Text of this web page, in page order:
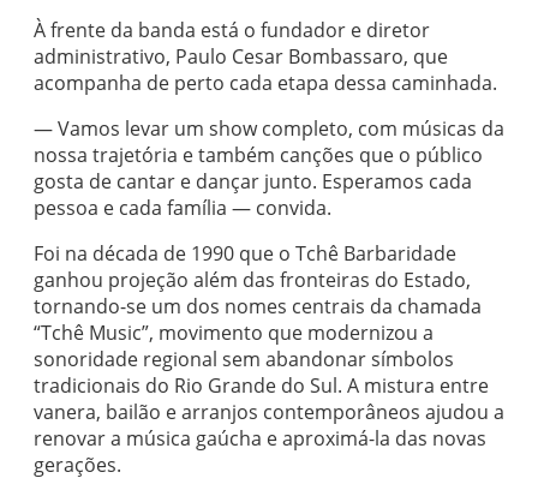
À frente da banda está o fundador e diretor
administrativo, Paulo Cesar Bombassaro, que
acompanha de perto cada etapa dessa caminhada.
— Vamos levar um show completo, com músicas da
nossa trajetória e também canções que o público
gosta de cantar e dançar junto. Esperamos cada
pessoa e cada família — convida.
Foi na década de 1990 que o Tchê Barbaridade
ganhou projeção além das fronteiras do Estado,
tornando-se um dos nomes centrais da chamada
“Tchê Music”, movimento que modernizou a
sonoridade regional sem abandonar símbolos
tradicionais do Rio Grande do Sul. A mistura entre
vanera, bailão e arranjos contemporâneos ajudou a
renovar a música gaúcha e aproximá-la das novas
gerações.